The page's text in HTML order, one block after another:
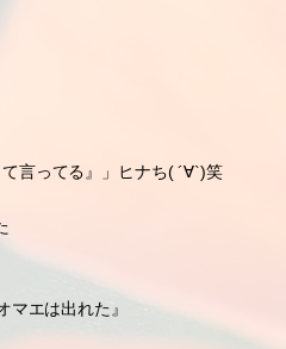
た
の2番組で出させていただいてて
ちん
ましたので
!!」ヒナち